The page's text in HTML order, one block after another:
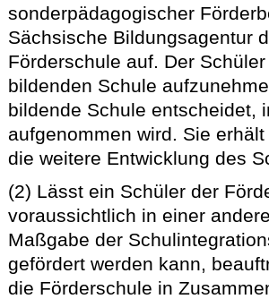
sonderpädagogischer
Sächsische Bildungsagentur
Förderschule auf. Der
bildenden Schule
bildende Schule entscheidet,
aufgenommen wird. Sie
die weitere Entwicklung des
(2) Lässt ein Schüler der
voraussichtlich in einer
Maßgabe der
gefördert werden kann,
die Förderschule in